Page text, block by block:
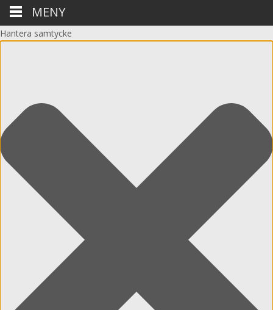
Hantera samtycke
MENY